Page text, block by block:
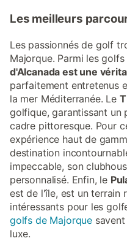
Les meilleurs
Les passionnés de golf
Majorque. Parmi les
d'Alcanada est une
parfaitement entretenus
la mer Méditerranée. Le
golfique, garantissant un
cadre pittoresque. Pour
expérience haut de
destination
impeccable, son
personnalisé. Enfin, le
est de l'île, est un terrain
intéressants pour les
golfs de Majorque
luxe.